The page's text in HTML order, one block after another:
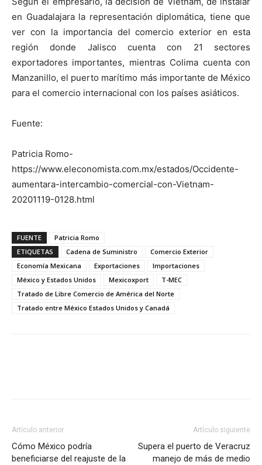
en Guadalajara la representación diplomática, tiene que
ver con la importancia del comercio exterior en esta
región donde Jalisco cuenta con 21 sectores
exportadores importantes, mientras Colima cuenta con
Manzanillo, el puerto marítimo más importante de México
para el comercio internacional con los países asiáticos.
Fuente:
Patricia Romo-
https://www.eleconomista.com.mx/estados/Occidente-
aumentara-intercambio-comercial-con-Vietnam-
20201119-0128.html
FUENTE
Patricia Romo
ETIQUETAS
Cadena de Suministro
Comercio Exterior
Economía Mexicana
Exportaciones
Importaciones
México y Estados Unidos
Mexicoxport
T-MEC
Tratado de Libre Comercio de América del Norte
Tratado entre México Estados Unidos y Canadá
Artículo anterior
Cómo México podría
beneficiarse del reajuste de la
Artículo siguiente
Supera el puerto de Veracruz
manejo de más de medio